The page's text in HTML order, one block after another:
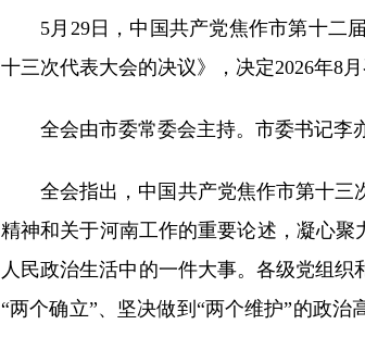
5月29日，中国共产党焦作市第十二
十三次代表大会的决议》，决定2026年8
全会由市委常委会主持。市委书记李
全会指出，中国共产党焦作市第十
精神和关于河南工作的重要论述，凝心
人民政治生活中的一件大事。各级党组
“两个确立”、坚决做到“两个维护”的政